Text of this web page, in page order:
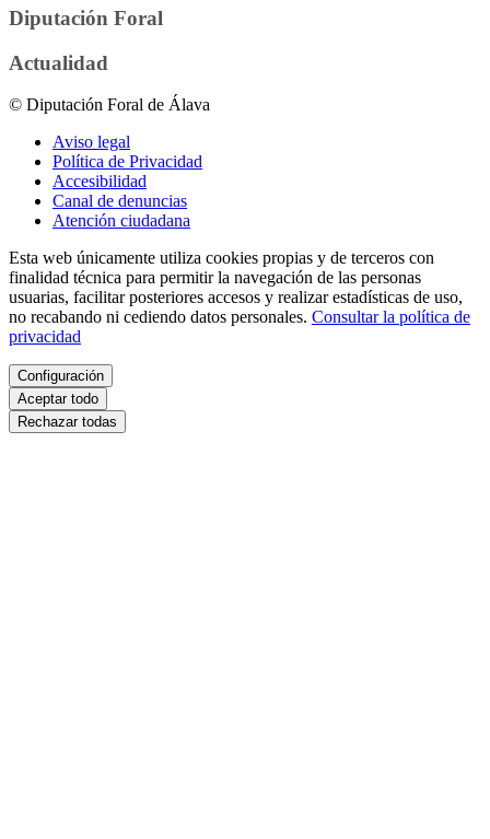
Diputación Foral
Actualidad
© Diputación Foral de Álava
Aviso legal
Política de Privacidad
Accesibilidad
Canal de denuncias
Atención ciudadana
Esta web únicamente utiliza cookies propias y de terceros con
finalidad técnica para permitir la navegación de las personas
usuarias, facilitar posteriores accesos y realizar estadísticas de uso,
no recabando ni cediendo datos personales. Consultar la política de
privacidad
Configuración
Aceptar todo
Rechazar todas